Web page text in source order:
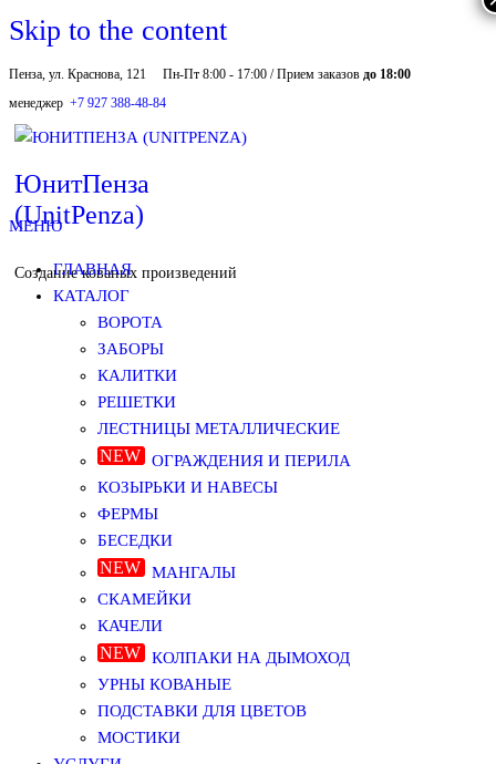
Skip to the content
Пенза, ул. Краснова, 121 Пн-Пт 8:00 - 17:00 / Прием заказов до 18:00
менеджер +7 927 388-48-84
ЮнитПенза
(UnitPenza)
Создание кованых произведений
МЕНЮ
ГЛАВНАЯ
КАТАЛОГ
ВОРОТА
ЗАБОРЫ
КАЛИТКИ
РЕШЕТКИ
ЛЕСТНИЦЫ МЕТАЛЛИЧЕСКИЕ
ОГРАЖДЕНИЯ И ПЕРИЛА
КОЗЫРЬКИ И НАВЕСЫ
ФЕРМЫ
БЕСЕДКИ
МАНГАЛЫ
СКАМЕЙКИ
КАЧЕЛИ
КОЛПАКИ НА ДЫМОХОД
УРНЫ КОВАНЫЕ
ПОДСТАВКИ ДЛЯ ЦВЕТОВ
МОСТИКИ